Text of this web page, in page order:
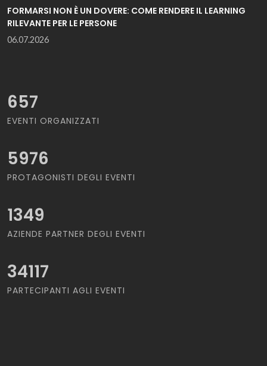
FORMARSI NON È UN DOVERE: COME RENDERE IL LEARNING
RILEVANTE PER LE PERSONE
06.07.2026
657
EVENTI ORGANIZZATI
5976
PROTAGONISTI DEGLI EVENTI
1349
AZIENDE PARTNER DEGLI EVENTI
34117
PARTECIPANTI AGLI EVENTI